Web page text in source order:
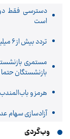
دسترسی فقط دو
است
تردد بیش از ۶ میلیون زائر از مرزهای اربعینی کشور
مستمری
بازنشستگان حتما
هرمز و
آزادسازی سهام
وب‌گردی